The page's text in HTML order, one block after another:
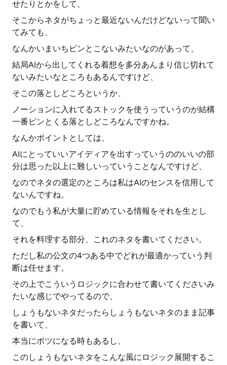
せたりとかをして、
そこからネタがちょっと最近ないんだけどないって聞い
てみても、
なんかいまいちビンとこないみたいなのがあって、
結局AIから出してくれる着想を多分あんまり信じ切れて
ないみたいなところもあるんですけど、
そこの落としどころというか、
ノーションに入れてるストックを使うっていうのが結構
一番ピンとくる落としどころなんですかね。
なんかポイントとしては、
AIにとっていいアイディアを出すっていうののいいの部
分は思った以上に難しいっていうことなんですけど、
なのでネタの選定のところは私はAIのセンスを信用して
ないんですね。
なのでもう私が大量に貯めている情報をそれを生とし
て、
それを料理する部分、これのネタを書いてください。
ただし私の公文の4つある中でどれが最適かっていう判
断は任せます。
その上でこういうロジックに合わせて書いてくださいみ
たいな感じでやってるので、
しょうもないネタだったらしょうもないネタのまま記事
を書いて、
本当にボツになる時もあるし、
このしょうもないネタをこんな風にロジック展開するこ